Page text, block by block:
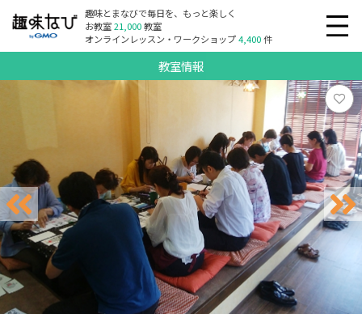
趣味とまなびで毎日を、もっと楽しく
お教室21,000教室
オンラインレッスン・ワークショップ4,400件
教室情報